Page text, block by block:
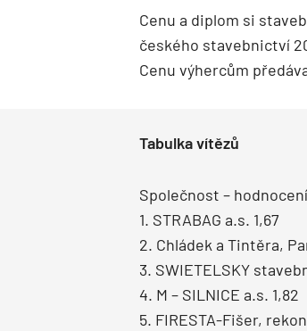
Cenu a diplom si
českého stavebnictví
Cenu výhercům
Tabulka vítězů
Společnost – hodnocení
1. STRABAG a.s. 1,67
2. Chládek a Tintěra,
3. SWIETELSKY
4. M – SILNICE a.s. 1,82
5. FIRESTA-Fišer,